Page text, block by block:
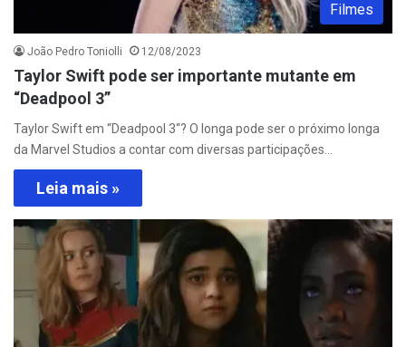
Filmes
João Pedro Toniolli 12/08/2023
Taylor Swift pode ser importante mutante em
“Deadpool 3”
Taylor Swift em “Deadpool 3“? O longa pode ser o próximo longa
da Marvel Studios a contar com diversas participações…
Leia mais »